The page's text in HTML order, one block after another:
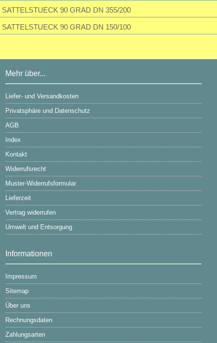
SATTELSTUECK 90 GRAD DN 355/200
SATTELSTUECK 90 GRAD DN 150/100
Mehr über...
Liefer- und Versandkosten
Privatsphäre und Datenschutz
AGB
Index
Kontakt
Widerrufsrecht
Muster-Widerrufsformular
Lieferzeit
Vertrag widerrufen
Umwelt und Entsorgung
Informationen
Impressum
Sitemap
Über uns
Rechnungsdaten
Zahlungsarten